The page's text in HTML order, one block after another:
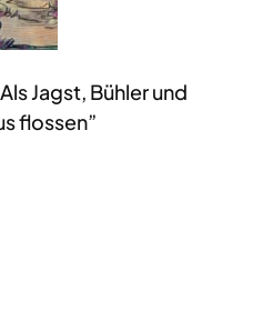
Jagst, Bühler und
flossen”